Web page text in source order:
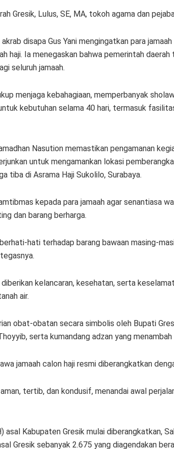
Gresik, Lulus, SE, MA, tokoh agama dan
disapa Gus Yani mengingatkan para
haji. Ia menegaskan bahwa pemerintah
seluruh jamaah.
menjaga kebahagiaan, memperbanyak
kebutuhan selama 40 hari, termasuk
Nasution memastikan pengamanan
untuk mengamankan lokasi
tiba di Asrama Haji Sukolilo, Surabaya.
kepada para jamaah agar senantiasa
dan barang berharga.
hati terhadap barang bawaan masing-
kelancaran, kesehatan, serta
air.
obat-obatan secara simbolis oleh Bupati
serta kumandang adzan yang
jamaah calon haji resmi diberangkatkan
tertib, dan kondusif, menandai awal
asal Kabupaten Gresik mulai diberangkatkan,
Gresik sebanyak 2.675 yang diagendakan